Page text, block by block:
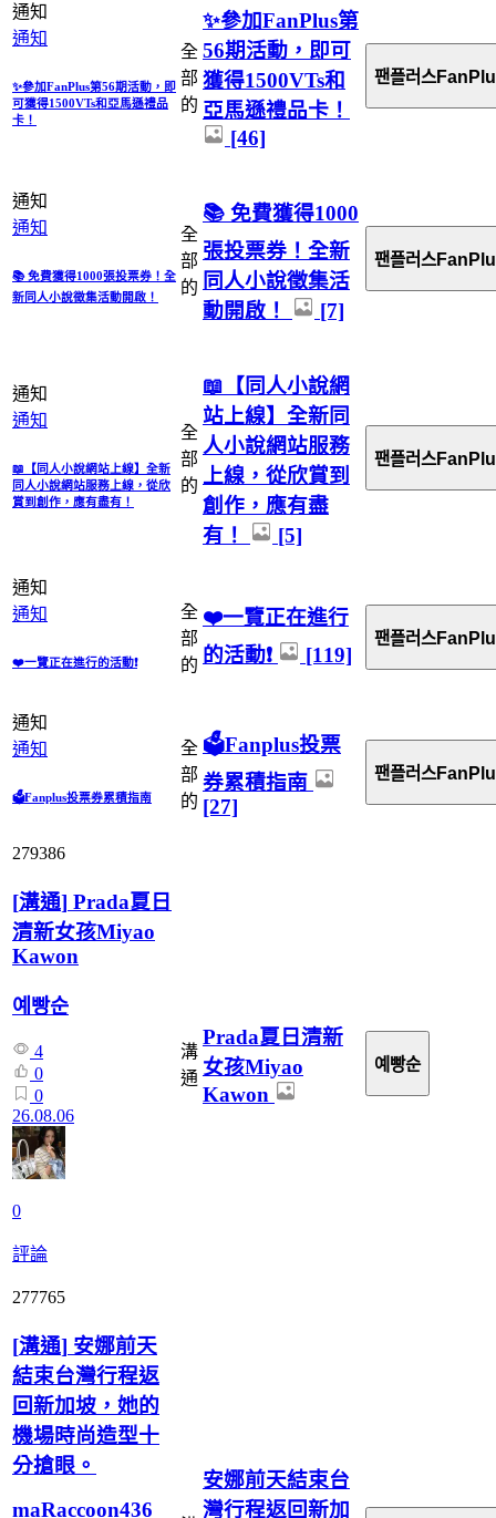
通知
通知
✨參加FanPlus第56期活動，即
可獲得1500VTs和亞馬遜禮品
卡！
全
部
的
✨參加FanPlus第
56期活動，即可
獲得1500VTs和
亞馬遜禮品卡！
[46]
팬플러스
通知
通知
📚 免費獲得1000張投票券！全
新同人小說徵集活動開啟！
全
部
的
📚 免費獲得1000
張投票券！全新
同人小說徵集活
動開啟！
[7]
팬플러스
通知
通知
📖【同人小說網站上線】全新
同人小說網站服務上線，從欣
賞到創作，應有盡有！
全
部
的
📖【同人小說網
站上線】全新同
人小說網站服務
上線，從欣賞到
創作，應有盡
有！
[5]
팬플러스
通知
通知
❤️一覽正在進行的活動❗
全
部
的
❤️一覽正在進行
的活動❗
[119]
팬플러스
通知
通知
🗳️Fanplus投票券累積指南
全
部
的
🗳️Fanplus投票
券累積指南
[27]
팬플러스
279386
[溝通] Prada夏日
清新女孩Miyao
Kawon
예빵순
4
0
0
26.08.06
0
評論
溝
通
Prada夏日清新
女孩Miyao
Kawon
예빵순
277765
[溝通] 安娜前天
結束台灣行程返
回新加坡，她的
機場時尚造型十
分搶眼。
maRaccoon436
安娜前天結束台
灣行程返回新加